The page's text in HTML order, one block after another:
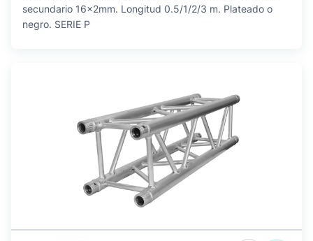
secundario 16x2mm. Longitud 0.5/1/2/3 m. Plateado o
negro. SERIE P